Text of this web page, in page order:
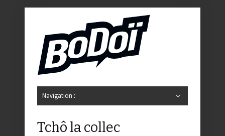
Navigation :
Tchô la collec